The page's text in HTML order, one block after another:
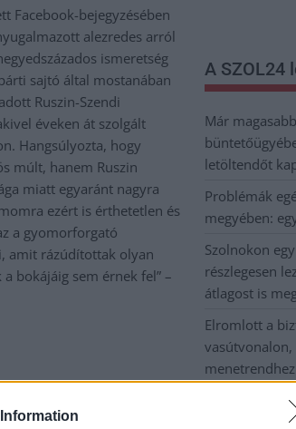
Facebook-bejegyzésében
alezredes arról
ismeretség
sajtó által mostanában
Ruszin-Szendi
éveken át szolgált
Hangsúlyozta, hogy
múlt, hanem Ruszin
miatt egyaránt nagyra
ezért is érthetetlen és
a gyomorforgató
amit rázúdítottak olyan
a bokájáig sem érnek fel” –
A SZOL24
Már
letöltendőt
Problémák
megyében:
Szolnokon
részlegesen
átlagost is
Elromlott a
vasútvonalon,
Ön szerint